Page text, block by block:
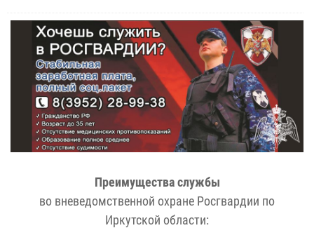
Преимущества службы
во вневедомственной охране Росгвардии по
Иркутской области: